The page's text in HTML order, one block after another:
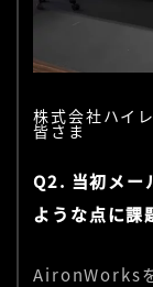
株式会社ハイ
皆さま
Q2. 当初メー
ような点に課
AironWorks